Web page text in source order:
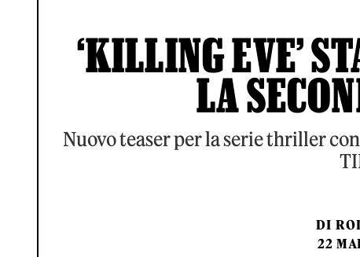
‘KILLING EVE’
LA
Nuovo teaser per la serie thriller
DI
22